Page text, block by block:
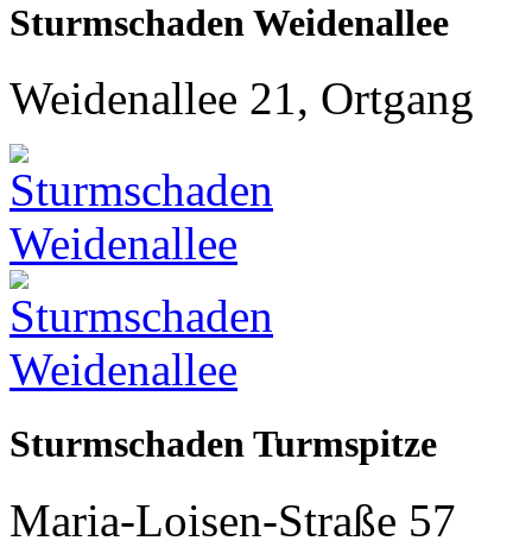
Sturmschaden Weidenallee
Weidenallee 21, Ortgang
Sturmschaden Turmspitze
Maria-Loisen-Straße 57